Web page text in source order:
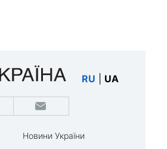
RU UA
Новини України